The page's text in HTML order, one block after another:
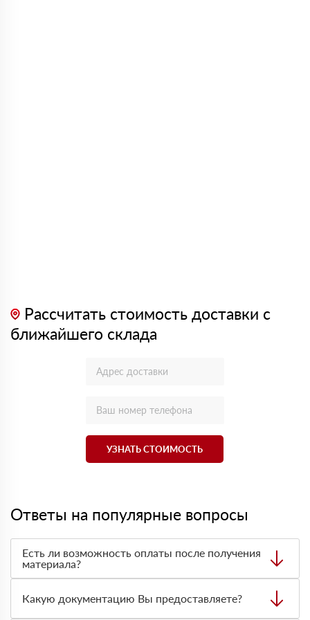
Рассчитать стоимость доставки с
ближайшего склада
УЗНАТЬ СТОИМОСТЬ
Ответы на популярные вопросы
Есть ли возможность оплаты после получения
материала?
оплата по факту получения товара. При этом, если
доставленный товар был ненадлежащего качества, то
Какую документацию Вы предоставляете?